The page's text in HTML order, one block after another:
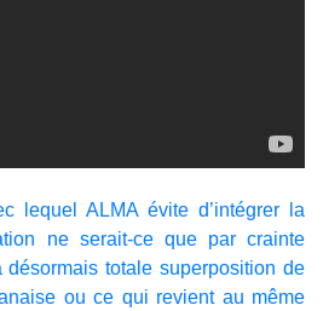
lequel ALMA évite d’intégrer la
ne serait-ce que par crainte
désormais totale superposition de
ou ce qui revient au même